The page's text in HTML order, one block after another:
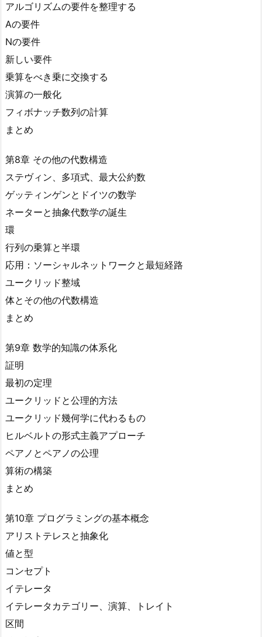
アルゴリズムの要件を整理する
Aの要件
Nの要件
新しい要件
乗算をべき乗に交換する
演算の一般化
フィボナッチ数列の計算
まとめ
第8章 その他の代数構造
ステヴィン、多項式、最大公約数
ゲッティンゲンとドイツの数学
ネーターと抽象代数学の誕生
環
行列の乗算と半環
応用：ソーシャルネットワークと最短経路
ユークリッド整域
体とその他の代数構造
まとめ
第9章 数学的知識の体系化
証明
最初の定理
ユークリッドと公理的方法
ユークリッド幾何学に代わるもの
ヒルベルトの形式主義アプローチ
ペアノとペアノの公理
算術の構築
まとめ
第10章 プログラミングの基本概念
アリストテレスと抽象化
値と型
コンセプト
イテレータ
イテレータカテゴリー、演算、トレイト
区間